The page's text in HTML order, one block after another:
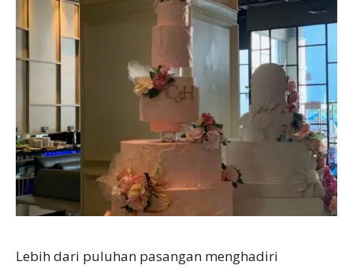
Lebih dari puluhan pasangan menghadiri